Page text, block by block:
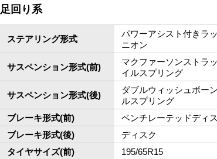
足回り系
ステアリング形式
パワーアシスト付きラ
ニオン
サスペンション形式(前)
マクファーソンストラ
イルスプリング
サスペンション形式(後)
ダブルウィッシュボー
ルスプリング
ブレーキ形式(前)
ベンチレーテッドディ
ブレーキ形式(後)
ディスク
タイヤサイズ(前)
195/65R15